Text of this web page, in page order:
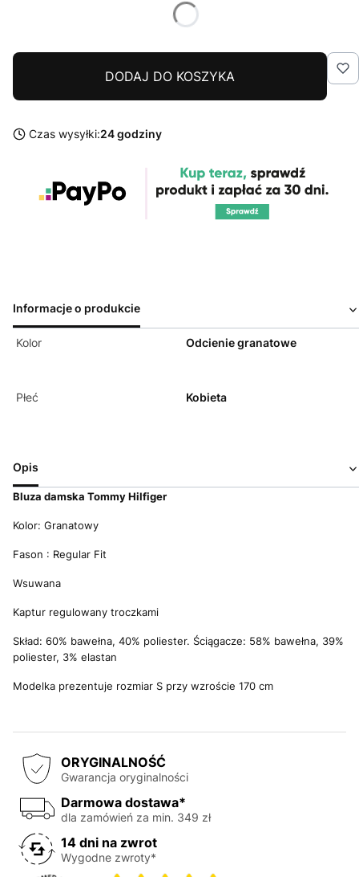
DODAJ DO KOSZYKA
Czas wysyłki:24 godziny
Informacje o produkcie
Kolor Odcienie granatowe
Płeć Kobieta
Opis
Bluza damska Tommy Hilfiger
Kolor: Granatowy
Fason : Regular Fit
Wsuwana
Kaptur regulowany troczkami
Skład: 60% bawełna, 40% poliester. Ściągacze: 58% bawełna, 39%
poliester, 3% elastan
Modelka prezentuje rozmiar S przy wzroście 170 cm
ORYGINALNOŚĆ
Gwarancja oryginalności
Darmowa dostawa*
dla zamówień za min. 349 zł
14 dni na zwrot
Wygodne zwroty*